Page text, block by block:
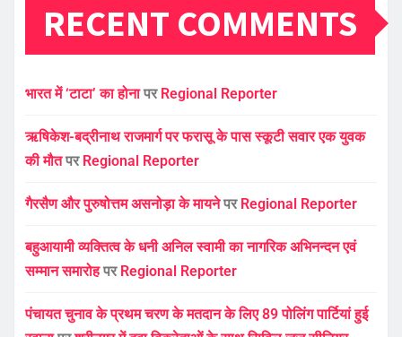
RECENT COMMENTS
भारत में ‘टाटा’ का होनापर Regional Reporter
ऋषिकेश-बद्रीनाथ राजमार्ग पर फरासू के पास स्कूटी सवार एक युवक
की मौतपर Regional Reporter
गैरसैण और पुरुषोत्तम असनोड़ा के मायनेपर Regional Reporter
बहुआयामी व्यक्तित्व के धनी अनिल स्वामी का नागरिक अभिनन्दन एवं
सम्मान समारोहपर Regional Reporter
पंचायत चुनाव के प्रथम चरण के मतदान के लिए 89 पोलिंग पार्टियां हुई